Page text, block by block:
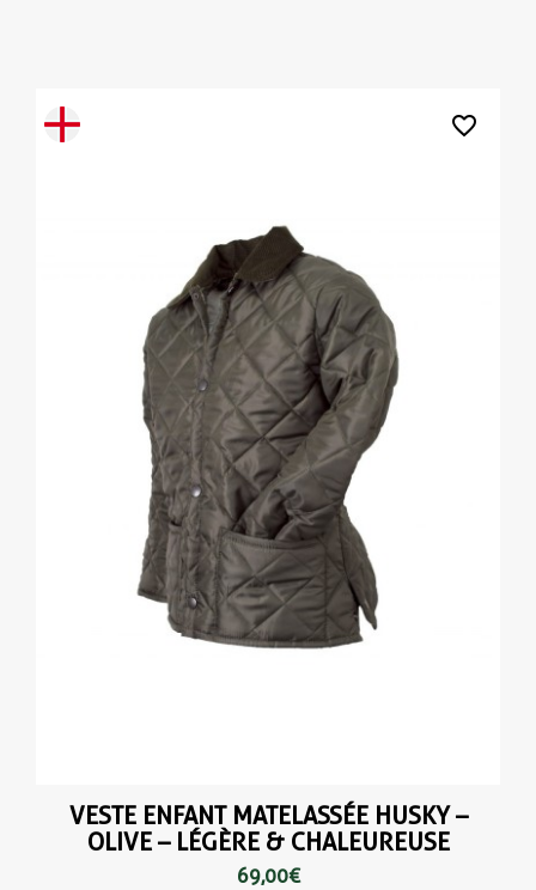
VESTE ENFANT MATELASSÉE HUSKY –
OLIVE – LÉGÈRE & CHALEUREUSE
69,00 €
favorite_border